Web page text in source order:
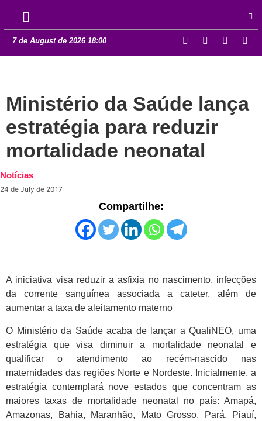
7 de August de 2026 18:00
Ministério da Saúde lança
estratégia para reduzir
mortalidade neonatal
Notícias
24 de July de 2017
Compartilhe:
A iniciativa visa reduzir a asfixia no nascimento, infecções
da corrente sanguínea associada a cateter, além de
aumentar a taxa de aleitamento materno
O Ministério da Saúde acaba de lançar a QualiNEO, uma
estratégia que visa diminuir a mortalidade neonatal e
qualificar o atendimento ao recém-nascido nas
maternidades das regiões Norte e Nordeste. Inicialmente, a
estratégia contemplará nove estados que concentram as
maiores taxas de mortalidade neonatal no país: Amapá,
Amazonas, Bahia, Maranhão, Mato Grosso, Pará, Piauí,